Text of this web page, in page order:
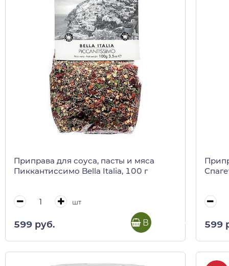
Приправа для соуса, пасты и мяса
Пиккантиссимо Bella Italia, 100 г
шт
599 руб. В корзину 599